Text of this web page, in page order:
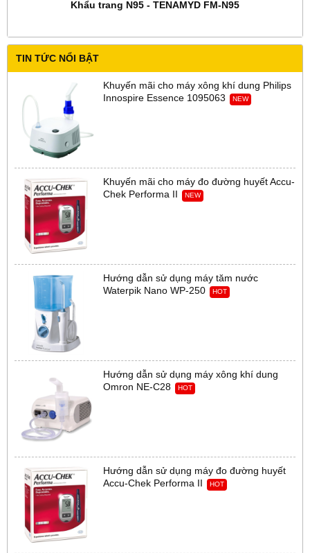
Khẩu trang N95 - TENAMYD FM-N95
TIN TỨC NỔI BẬT
Khuyến mãi cho máy xông khí dung Philips
Innospire Essence 1095063
NEW
Khuyến mãi cho máy đo đường huyết Accu-
Chek Performa II
NEW
Hướng dẫn sử dụng máy tăm nước
Waterpik Nano WP-250
HOT
Hướng dẫn sử dụng máy xông khí dung
Omron NE-C28
HOT
Hướng dẫn sử dụng máy đo đường huyết
Accu-Chek Performa II
HOT